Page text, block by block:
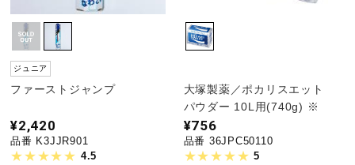
ジュニア
ファーストジャンプ
¥2,420
品番 K3JJR901
4.5
大塚製薬／ポカリスエット
パウダー 10L用(740g) ※
¥756
品番 36JPC50110
5